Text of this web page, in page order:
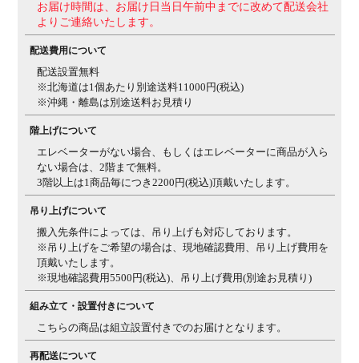
お届け時間は、お届け日当日午前中までに改めて配送会社
よりご連絡いたします。
配送費用について
配送設置無料
※北海道は1個あたり別途送料11000円(税込)
※沖縄・離島は別途送料お見積り
階上げについて
エレベーターがない場合、もしくはエレベーターに商品が入ら
ない場合は、2階まで無料。
3階以上は1商品毎につき2200円(税込)頂戴いたします。
吊り上げについて
搬入先条件によっては、吊り上げも対応しております。
※吊り上げをご希望の場合は、現地確認費用、吊り上げ費用を
頂戴いたします。
※現地確認費用5500円(税込)、吊り上げ費用(別途お見積り)
組み立て・設置付きについて
こちらの商品は組立設置付きでのお届けとなります。
再配送について